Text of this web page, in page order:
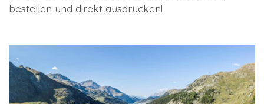
bestellen und direkt ausdrucken!